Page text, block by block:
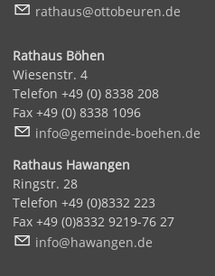
r th s tt b r n d
Rathaus Böhen
Wiesenstr. 4
Telefon +49 (0) 8338 208
Fax +49 (0) 8338 1096
nf
g m nd -b h n d
Rathaus Hawangen
Ringstr. 28
Telefon +49 (0)8332 223
Fax +49 (0)8332 9219-76 27
nf
h w ng n d